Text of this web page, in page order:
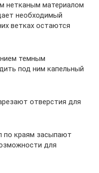
нетканым материалом
необходимый
ветках остаются
темным
под ним капельный
отверстия для
по краям засыпают
для